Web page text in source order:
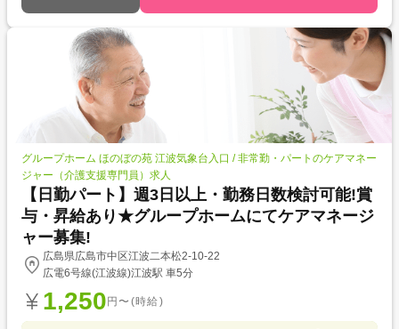
グループホーム ほのぼの苑 江波気象台入口 / 非常勤・パートのケアマネー
ジャー（介護支援専門員）求人
【日勤パート】週3日以上・勤務日数検討可能!賞
与・昇給あり★グループホームにてケアマネージ
ャー募集!
広島県広島市中区江波二本松2-10-22
広電6号線(江波線)江波駅 車5分
1,250 円〜(時給)